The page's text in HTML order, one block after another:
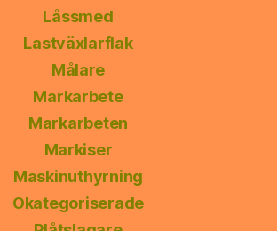
Låssmed
Lastväxlarflak
Målare
Markarbete
Markarbeten
Markiser
Maskinuthyrning
Okategoriserade